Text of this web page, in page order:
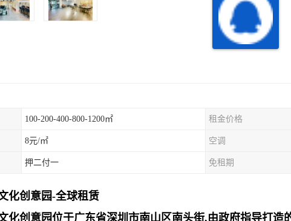
100-200-400-800-1200㎡ 租金价格
8元/㎡ 空调
押二付一 免租期
化创意园-全球租赁
化创意园位于广东省深圳市南山区南头街,由政府指导打造